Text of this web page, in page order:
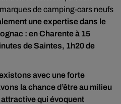
de camping-cars neufs
une expertise dans le
: en Charente à 15
de Saintes, 1h20 de
avec une forte
la chance d’être au milieu
qui évoquent